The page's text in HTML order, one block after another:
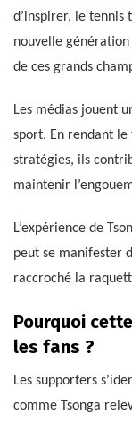
d’inspirer, le tennis
nouvelle
de ces grands
Les médias jouent
sport. En rendant le
stratégies, ils
maintenir
L’expérience de
peut se manifester
raccroché la
Pourquoi
les fans ?
Les supporters
comme Tsonga